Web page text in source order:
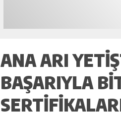
ANA ARI
BAŞARIYLA